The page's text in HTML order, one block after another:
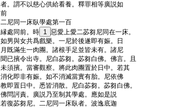
者。謂不以慈心供給看養。釋罪相等廣説如
前
二尼同一床臥學處第一百
縁處同前。時 1 惡愛上愛二苾芻尼同在一床。
如男與女共爲戲樂。一尼於後遂即有娠。日
月既滿生一肉團。諸根手足並皆未有。諸尼
聞已擯令出寺。尼白苾芻。苾芻白佛。佛言。且
未須擯。當審觀察。將此肉團置於日中。若其
消化即非有娠。如不消滅當實有胎。尼依佛
教即置日中。悉皆消散。尼白苾芻。苾芻白佛。
佛問訶責。廣説乃至制其學處。應如是説
若復苾芻尼。二尼同一床臥者。波逸底迦